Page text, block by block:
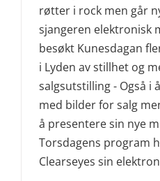
røtter i rock men går
sjangeren elektronisk
besøkt Kunesdagan
i Lyden av stillhet og
salgsutstilling - Også i
med bilder for salg
å presentere sin nye
Torsdagens program
Clearseyes sin